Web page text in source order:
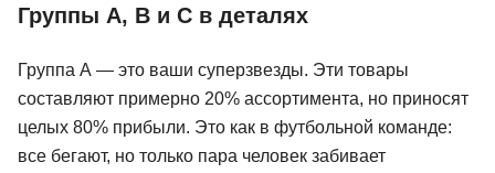
Группы A, B и C в деталях
Группа А — это ваши суперзвезды. Эти товары
составляют примерно 20% ассортимента, но приносят
целых 80% прибыли. Это как в футбольной команде:
все бегают, но только пара человек забивает